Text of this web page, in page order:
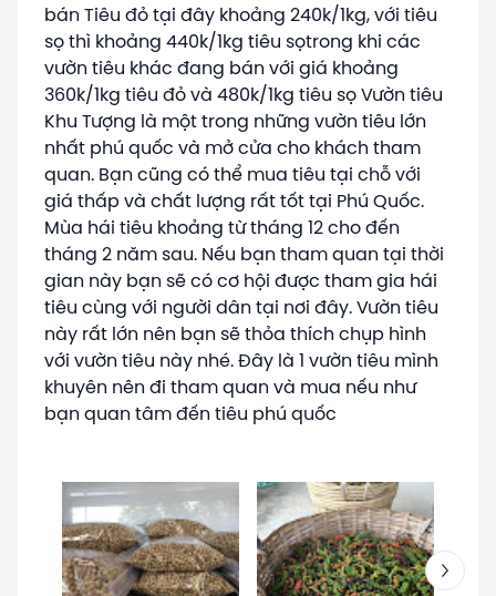
bán Tiêu đỏ tại đây khoảng 240k/1kg, với tiêu
sọ thì khoảng 440k/1kg tiêu sọtrong khi các
vườn tiêu khác đang bán với giá khoảng
360k/1kg tiêu đỏ và 480k/1kg tiêu sọ Vườn tiêu
Khu Tượng là một trong những vườn tiêu lớn
nhất phú quốc và mở cửa cho khách tham
quan. Bạn cũng có thể mua tiêu tại chỗ với
giá thấp và chất lượng rất tốt tại Phú Quốc.
Mùa hái tiêu khoảng từ tháng 12 cho đến
tháng 2 năm sau. Nếu bạn tham quan tại thời
gian này bạn sẽ có cơ hội được tham gia hái
tiêu cùng với người dân tại nơi đây. Vườn tiêu
này rất lớn nên bạn sẽ thỏa thích chụp hình
với vườn tiêu này nhé. Đây là 1 vườn tiêu mình
khuyên nên đi tham quan và mua nếu như
bạn quan tâm đến tiêu phú quốc